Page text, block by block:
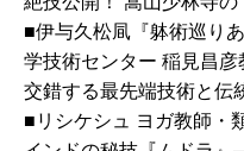
■伊与久松凬『躰術巡り
学技術センター 稲見昌彦
交錯する最先端技術と
■リシケシュ ヨガ教師・